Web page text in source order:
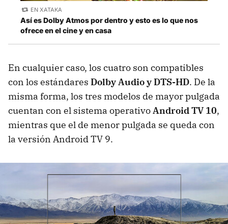
EN XATAKA
Así es Dolby Atmos por dentro y esto es lo que nos
ofrece en el cine y en casa
En cualquier caso, los cuatro son compatibles
con los estándares Dolby Audio y DTS-HD. De la
misma forma, los tres modelos de mayor pulgada
cuentan con el sistema operativoAndroid TV 10,
mientras que el de menor pulgada se queda con
la versión Android TV 9.